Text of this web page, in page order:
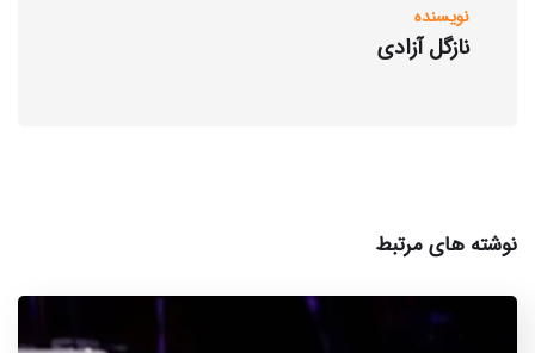
نویسنده
نازگل آزادی
نوشته های مرتبط